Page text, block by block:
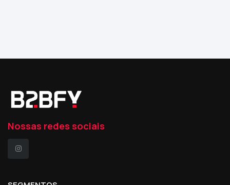
Nossas redes sociais